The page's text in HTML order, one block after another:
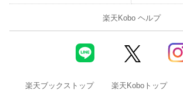
楽天Kobo ヘルプ
楽天ブックストップ 楽天Koboトップ